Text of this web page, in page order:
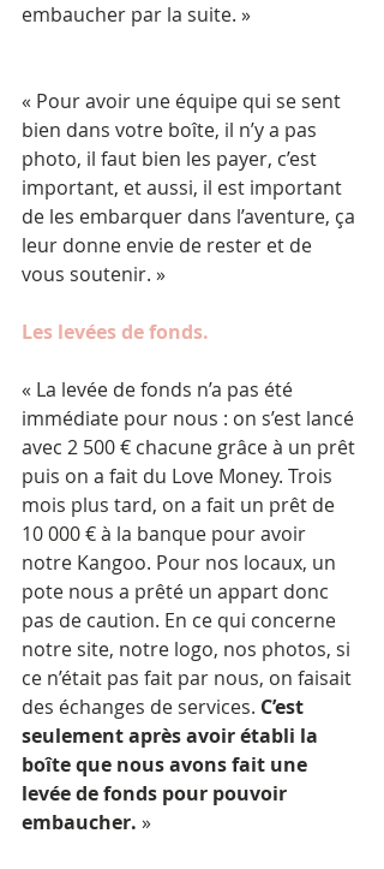
embaucher par la suite. »
« Pour avoir une équipe qui se sent
bien dans votre boîte, il n’y a pas
photo, il faut bien les payer, c’est
important, et aussi, il est important
de les embarquer dans l’aventure, ça
leur donne envie de rester et de
vous soutenir. »
Les levées de fonds.
« La levée de fonds n’a pas été
immédiate pour nous : on s’est lancé
avec 2 500 € chacune grâce à un prêt
puis on a fait du Love Money. Trois
mois plus tard, on a fait un prêt de
10 000 € à la banque pour avoir
notre Kangoo. Pour nos locaux, un
pote nous a prêté un appart donc
pas de caution. En ce qui concerne
notre site, notre logo, nos photos, si
ce n’était pas fait par nous, on faisait
des échanges de services. C’est
seulement après avoir établi la
boîte que nous avons fait une
levée de fonds pour pouvoir
embaucher. »